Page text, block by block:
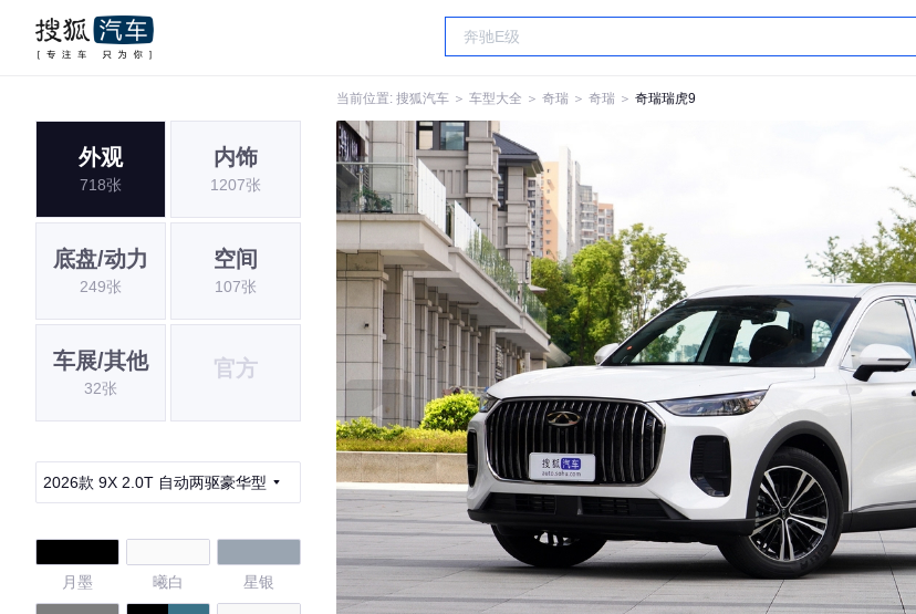
当前位置: 搜狐汽车 ＞ 车型大全 ＞ 奇瑞 ＞ 奇瑞 ＞ 奇瑞瑞虎9
外观
718张
内饰
1207张
底盘/动力
249张
空间
107张
车展/其他
32张
官方
2026款 9X 2.0T 自动两驱豪华型
月墨 曦白 星银